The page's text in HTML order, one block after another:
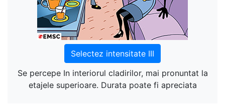
Selectez intensitate III
Se percepe In interiorul cladirilor, mai pronuntat la
etajele superioare. Durata poate fi apreciata